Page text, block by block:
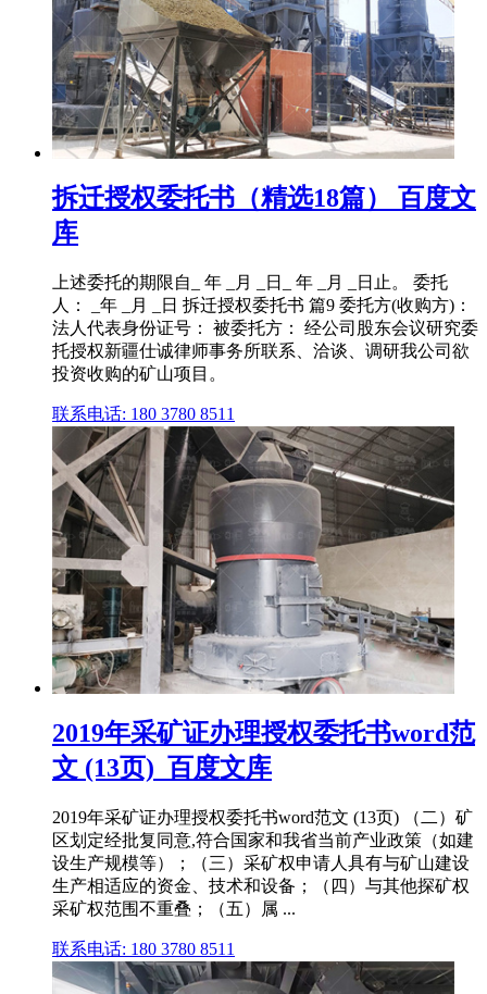
拆迁授权委托书（精选18篇） 百度文
库
上述委托的期限自_ 年 _月 _日_ 年 _月 _日止。 委托
人： _年 _月 _日 拆迁授权委托书 篇9 委托方(收购方)：
法人代表身份证号： 被委托方： 经公司股东会议研究委
托授权新疆仕诚律师事务所联系、洽谈、调研我公司欲
投资收购的矿山项目。
联系电话: 180 3780 8511
2019年采矿证办理授权委托书word范
文 (13页)_百度文库
2019年采矿证办理授权委托书word范文 (13页) （二）矿
区划定经批复同意,符合国家和我省当前产业政策（如建
设生产规模等）；（三）采矿权申请人具有与矿山建设
生产相适应的资金、技术和设备；（四）与其他探矿权
采矿权范围不重叠；（五）属 ...
联系电话: 180 3780 8511